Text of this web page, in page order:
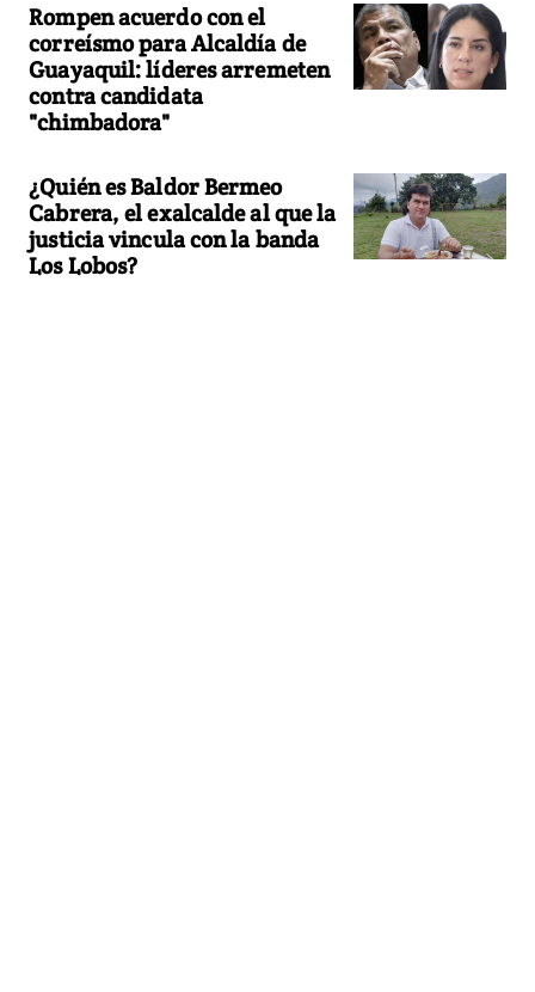
Rompen acuerdo con el
correísmo para Alcaldía de
Guayaquil: líderes arremeten
contra candidata
"chimbadora"
¿Quién es Baldor Bermeo
Cabrera, el exalcalde al que la
justicia vincula con la banda
Los Lobos?